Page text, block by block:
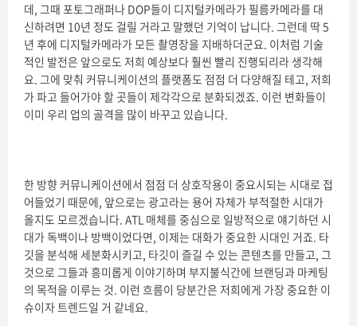
데, 그때 포토그래퍼나 DOP들이 디지털카메라가 필름카메라를 대
신하려면 10년 정도 걸릴 거라고 말했던 기억이 납니다. 그런데 딱 5
년 후에 디지털카메라가 모든 촬영장을 지배하더군요. 이처럼 기술
적인 발전은 앞으로도 저희 예상보다 훨씬 빨리 진행되리라 생각해
요. 그에 맞춰 커뮤니케이션의 플랫폼도 점점 더 다양해질 테고, 저희
가 파고 들어가야 할 곳들이 제각각으로 분화되겠죠. 이런 변화들이
이미 우리 업의 골격을 많이 바꾸고 있습니다.
한 방향 커뮤니케이션에서 점점 더 상호작용이 중요시되는 시대로 접
어들었기 때문에, 앞으로는 광고라는 용어 자체가 부적절한 시대가
올지도 모르겠습니다. ATL 매체를 중심으로 일방적으로 얘기하던 시
대가 독백이나 방백이었다면, 이제는 대화가 중요한 시대인 거죠. 타
깃을 분석해 세분화시키고, 타깃이 즐길 수 있는 콘텐츠를 만들고, 그
것으로 그들과 흥미롭게 이야기하며 부지불식간에 브랜딩과 마케팅
의 목적을 이루는 것. 이런 흐름이 당분간은 저희에게 가장 중요한 이
슈이자 트렌드일 거 같네요.